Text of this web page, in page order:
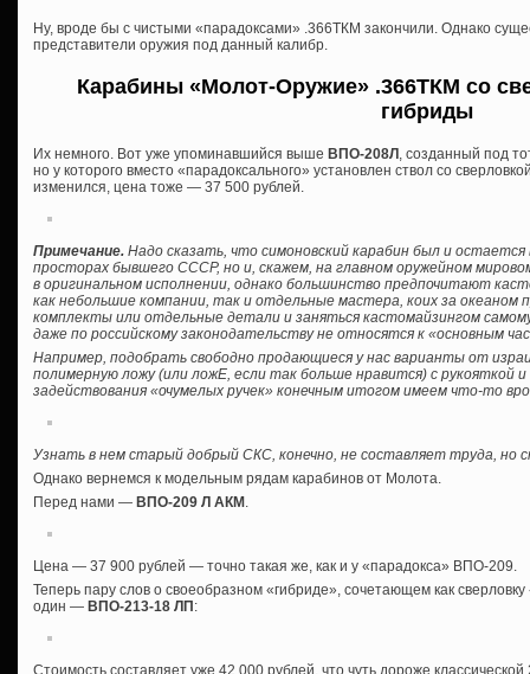
Ну, вроде бы с чистыми «парадоксами» .366ТКМ закончили. Однако
представители оружия под данный калибр.
Карабины «Молот-Оружие» .366ТКМ со
гибриды
Их немного. Вот уже упоминавшийся выше ВПО-208Л , созданный под
но у которого вместо «парадоксального» установлен ствол со
изменился, цена тоже — 37 500 рублей.
Примечание. Надо сказать, что симоновский карабин был и
просторах бывшего СССР, но и, скажем, на главном оружейном
в оригинальном исполнении, однако большинство предпочитают
как небольшие компании, так и отдельные мастера, коих за океаном
комплекты или отдельные детали и заняться кастомайзингом
даже по российскому законодательству не относятся к «основным
Например, подобрать свободно продающиеся у нас варианты от
полимерную ложу (или ложЕ, если так больше нравится) с рукояткой
задействования «очумелых ручек» конечным итогом имеем что-то
Узнать в нем старый добрый СКС, конечно, не составляет труда, но
Однако вернемся к модельным рядам карабинов от Молота.
Перед нами — ВПО-209 Л АКМ
Цена — 37 900 рублей — точно такая же, как и у «парадокса» ВПО-209.
Теперь пару слов о своеобразном «гибриде», сочетающем как
один — ВПО-213-18 ЛП:
Стоимость составляет уже 42 000 рублей, что чуть дороже